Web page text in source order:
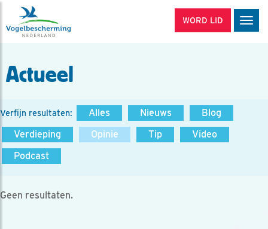
WORD LID
Actueel
Verfijn resultaten: Alles Nieuws
Blog
Verdieping
Opinie Tip
Video
Podcast
Geen resultaten.